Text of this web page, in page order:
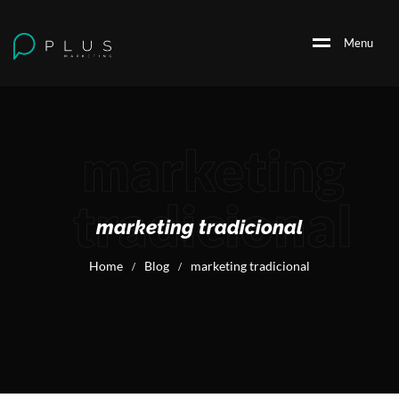
Menu
tradicional
marketing tradicional
Home / Blog / marketing tradicional